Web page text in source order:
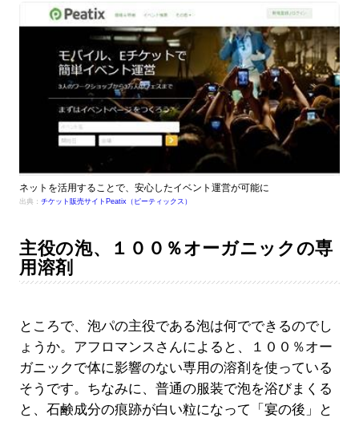
ネットを活用することで、安心したイベント運営が可能に
出典： チケット販売サイトPeatix（ピーティックス）
主役の泡、１００％オーガニックの専
用溶剤
ところで、泡パの主役である泡は何でできるのでし
ょうか。アフロマンスさんによると、１００％オー
ガニックで体に影響のない専用の溶剤を使っている
そうです。ちなみに、普通の服装で泡を浴びまくる
と、石鹸成分の痕跡が白い粒になって「宴の後」と